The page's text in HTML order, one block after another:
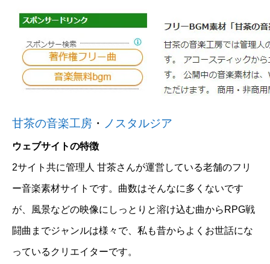
甘茶の音楽工房 ・ ノスタルジア
ウェブサイトの特徴
2サイト共に管理人 甘茶さんが運営している老舗のフリ
ー音楽素材サイトです。曲数はそんなに多くないです
が、風景などの映像にしっとりと溶け込む曲からRPG戦
闘曲までジャンルは様々で、私も昔からよくお世話にな
っているクリエイターです。